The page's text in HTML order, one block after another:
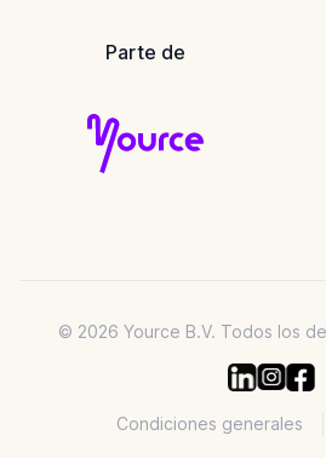
Parte de
© 2026 Yource B.V. Todos los
Condiciones generales